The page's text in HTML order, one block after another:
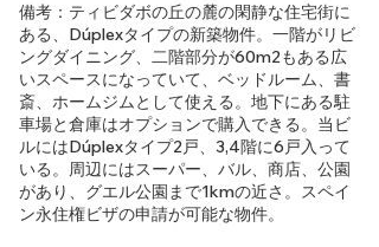
備考：ティビダボの丘の麓の閑静な住宅街に
ある、Dúplexタイプの新築物件。一階がリビ
ングダイニング、二階部分が60m2もある広
いスペースになっていて、ベッドルーム、書
斎、ホームジムとして使える。地下にある駐
車場と倉庫はオプションで購入できる。当ビ
ルにはDúplexタイプ2戸、3,4階に6戸入って
いる。周辺にはスーパー、バル、商店、公園
があり、グエル公園まで1kmの近さ。スペイ
ン永住権ビザの申請が可能な物件。